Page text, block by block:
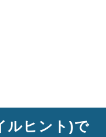
ルヒント)で